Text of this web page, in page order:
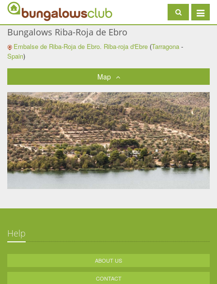
Toggle
Bungalows Riba-Roja de Ebro
Embalse de Riba-Roja de Ebro. Riba-roja d'Ebre (Tarragona -
Spain)
Map
Help
ABOUT US
CONTACT